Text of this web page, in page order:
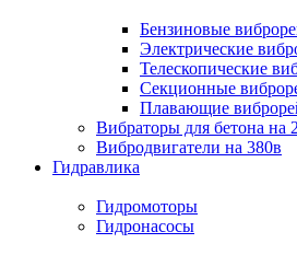
Бензиновые
Электрические
Телескопические
Секционные
Плавающие
Вибраторы для бетона на
Вибродвигатели на 380в
Гидравлика
Гидромоторы
Гидронасосы